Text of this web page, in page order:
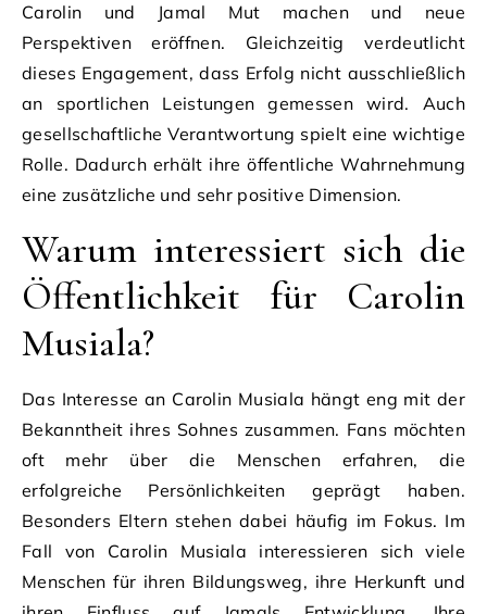
Carolin und Jamal Mut machen und neue
Perspektiven eröffnen. Gleichzeitig verdeutlicht
dieses Engagement, dass Erfolg nicht ausschließlich
an sportlichen Leistungen gemessen wird. Auch
gesellschaftliche Verantwortung spielt eine wichtige
Rolle. Dadurch erhält ihre öffentliche Wahrnehmung
eine zusätzliche und sehr positive Dimension.
Warum interessiert sich die
Öffentlichkeit für Carolin
Musiala?
Das Interesse an Carolin Musiala hängt eng mit der
Bekanntheit ihres Sohnes zusammen. Fans möchten
oft mehr über die Menschen erfahren, die
erfolgreiche Persönlichkeiten geprägt haben.
Besonders Eltern stehen dabei häufig im Fokus. Im
Fall von Carolin Musiala interessieren sich viele
Menschen für ihren Bildungsweg, ihre Herkunft und